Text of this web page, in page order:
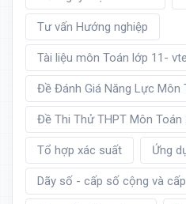
Tư vấn Hướng nghiệp
Tài liệu môn Toán lớp 11-
Đề Đánh Giá Năng Lực Môn
Đề Thi Thử THPT Môn Toán
Tổ hợp xác suất Ứng
Dãy số - cấp số cộng và